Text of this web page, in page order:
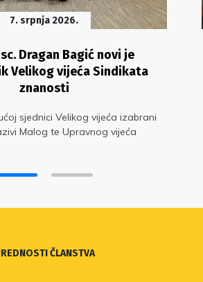
7. srpnja 2026.
Dragan Bagić novi je
Velikog vijeća Sindikata
znanosti
sjednici Velikog vijeća izabrani
Malog te Upravnog vijeća
ČLANSTVA